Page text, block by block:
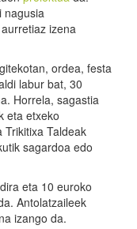
nagusia
izena
ordea, festa
labur bat, 30
Horrela, sagastia
eta etxeko
Trikitixa Taldeak
sagardoa edo
eta 10 euroko
Antolatzaileek
izango da.